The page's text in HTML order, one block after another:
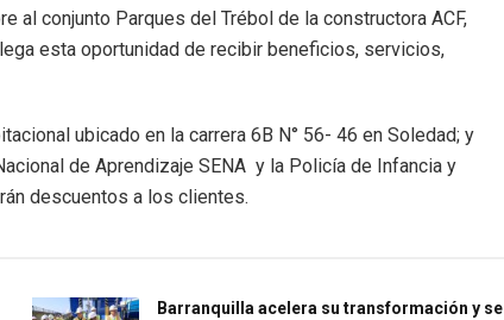
al conjunto Parques del Trébol de la constructora ACF,
esta oportunidad de recibir beneficios, servicios,
ubicado en la carrera 6B N° 56- 46 en Soledad; y
de Aprendizaje SENA y la Policía de Infancia y
descuentos a los clientes.
Barranquilla acelera su transformación y se